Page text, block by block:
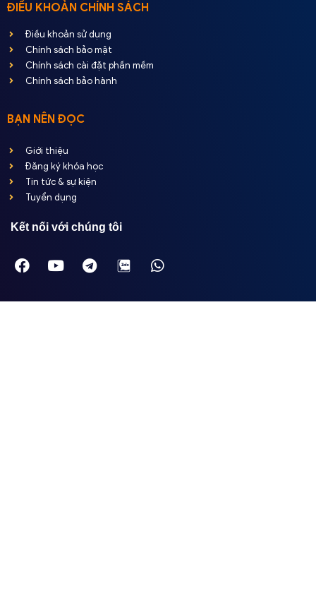
ĐIỀU KHOẢN CHÍNH SÁCH
Điều khoản sử dụng
Chính sách bảo mật
Chính sách cài đặt phần mềm
Chính sách bảo hành
BẠN NÊN ĐỌC
Giới thiệu
Đăng ký khóa học
Tin tức & sự kiện
Tuyển dụng
Kết nối với chúng tôi